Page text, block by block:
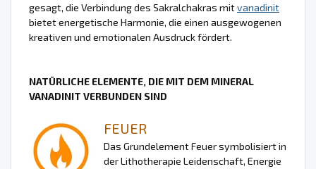
gesagt, die Verbindung des Sakralchakras mitvanadinit
bietet energetische Harmonie, die einen ausgewogenen
kreativen und emotionalen Ausdruck fördert.
NATÜRLICHE ELEMENTE, DIE MIT DEM MINERAL
VANADINIT VERBUNDEN SIND
FEUER
Das Grundelement Feuer symbolisiert in
der Lithotherapie Leidenschaft, Energie